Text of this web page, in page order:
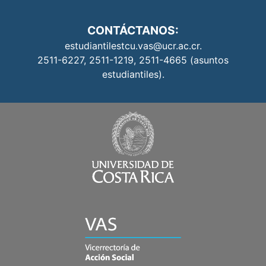
CONTÁCTANOS:
estudiantilestcu.vas@ucr.ac.cr.
2511-6227, 2511-1219, 2511-4665 (asuntos
estudiantiles).